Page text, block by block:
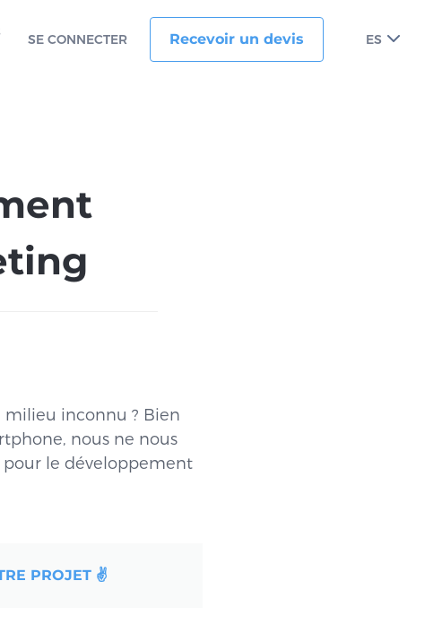
SE CONNECTER Recevoir un devis ES
milieu inconnu ? Bien
nous ne nous
le développement
PROJET ✌️